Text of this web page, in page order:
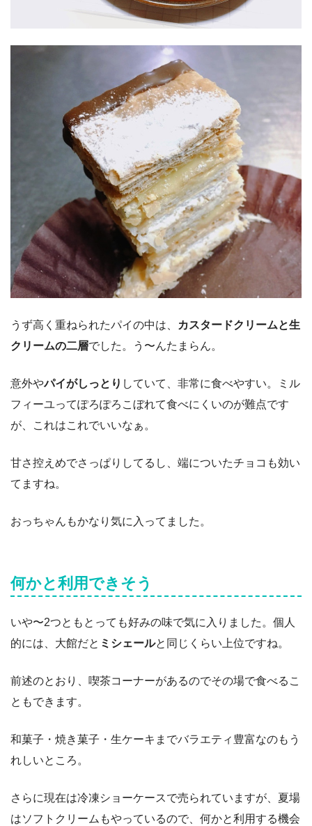
うず高く重ねられたパイの中は、
カスタードクリームと生
クリームの二層でした。う〜んたまらん。
意外やパイがしっとり していて、非常に食べやすい。ミル
フィーユってぽろぽろこぼれて食べにくいのが難点です
が、これはこれでいいなぁ。
甘さ控えめでさっぱりしてるし、端についたチョコも効い
てますね。
おっちゃんもかなり気に入ってました。
何かと利用できそう
いや〜2つともとっても好みの味で気に入りました。個人
的には、大館だと ミシェールと同じくらい上位ですね。
前述のとおり、喫茶コーナーがあるのでその場で食べるこ
ともできます。
和菓子・焼き菓子・生ケーキまでバラエティ豊富なのもう
れしいところ。
さらに現在は冷凍ショーケースで売られていますが、夏場
はソフトクリームもやっているので、何かと利用する機会